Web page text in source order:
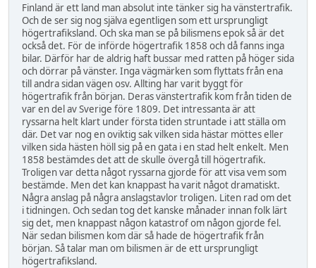
Finland är ett land man absolut inte tänker sig ha vänstertrafik.
Och de ser sig nog själva egentligen som ett ursprungligt
högertrafiksland. Och ska man se på bilismens epok så är det
också det. För de införde högertrafik 1858 och då fanns inga
bilar. Därför har de aldrig haft bussar med ratten på höger sida
och dörrar på vänster. Inga vägmärken som flyttats från ena
till andra sidan vägen osv. Allting har varit byggt för
högertrafik från början. Deras vänstertrafik kom från tiden de
var en del av Sverige före 1809. Det intressanta är att
ryssarna helt klart under första tiden struntade i att ställa om
där. Det var nog en oviktig sak vilken sida hästar möttes eller
vilken sida hästen höll sig på en gata i en stad helt enkelt. Men
1858 bestämdes det att de skulle övergå till högertrafik.
Troligen var detta något ryssarna gjorde för att visa vem som
bestämde. Men det kan knappast ha varit något dramatiskt.
Några anslag på några anslagstavlor troligen. Liten rad om det
i tidningen. Och sedan tog det kanske månader innan folk lärt
sig det, men knappast någon katastrof om någon gjorde fel.
När sedan bilismen kom där så hade de högertrafik från
början. Så talar man om bilismen är de ett ursprungligt
högertrafiksland.